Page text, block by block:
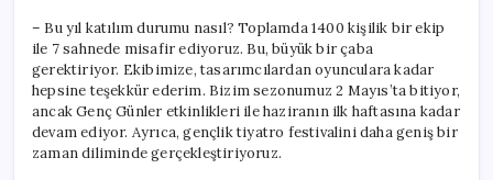
– Bu yıl katılım durumu nasıl? Toplamda 1400 kişilik bir ekip
ile 7 sahnede misafir ediyoruz. Bu, büyük bir çaba
gerektiriyor. Ekibimize, tasarımcılardan oyunculara kadar
hepsine teşekkür ederim. Bizim sezonumuz 2 Mayıs’ta bitiyor,
ancak Genç Günler etkinlikleri ile haziranın ilk haftasına kadar
devam ediyor. Ayrıca, gençlik tiyatro festivalini daha geniş bir
zaman diliminde gerçekleştiriyoruz.